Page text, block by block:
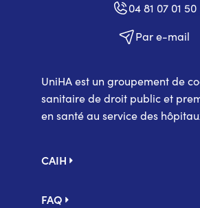
04 81 07 01 50
Par e-mail
UniHA est un groupement de
sanitaire de droit public et
en santé au service des
de
CAIH
FAQ